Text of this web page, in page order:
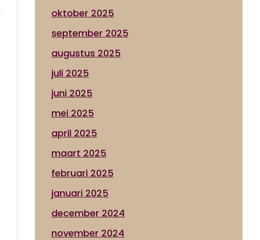
oktober 2025
september 2025
augustus 2025
juli 2025
juni 2025
mei 2025
april 2025
maart 2025
februari 2025
januari 2025
december 2024
november 2024